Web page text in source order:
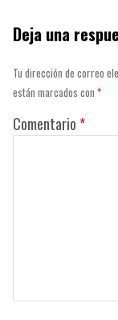
Deja una
Tu dirección de correo
están marcados con *
Comentario *